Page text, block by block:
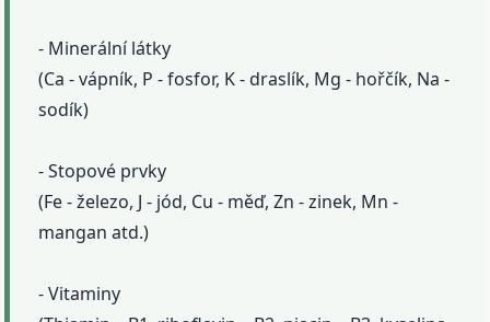
- Minerální látky
(Ca - vápník, P - fosfor, K - draslík, Mg - hořčík, Na -
sodík)
- Stopové prvky
(Fe - železo, J - jód, Cu - měď, Zn - zinek, Mn -
mangan atd.)
- Vitaminy